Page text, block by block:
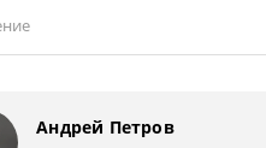
Андрей Петров